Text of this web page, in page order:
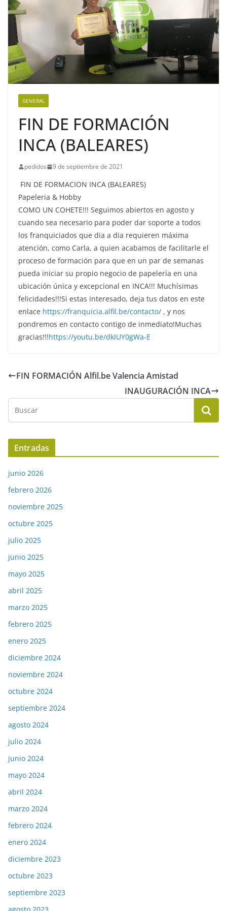
GENERAL
FIN DE FORMACIÓN
INCA (BALEARES)
pedidos 9 de septiembre de 2021
FIN DE FORMACION INCA (BALEARES)
Papeleria & Hobby
COMO UN COHETE!!! Seguimos abiertos en agosto y
cuando sea necesario para poder dar soporte a todos
los franquiciados que dia a dia requieren máxima
atención, como Carla, a quien acabamos de facilitarle el
proceso de formación para que en un par de semanas
pueda iniciar su propio negocio de papelería en una
ubicación única y excepcional en INCA!!! Muchísimas
felicidades!!!Si estas interesado, deja tus datos en este
enlace https://franquicia.alfil.be/contacto/ , y nos
pondremos en contacto contigo de inmediato!Muchas
gracias!!!https://youtu.be/dkIUY0gWa-E
FIN FORMACIÓN Alfil.be Valencia Amistad
INAUGURACIÓN INCA
Entradas
junio 2026
febrero 2026
noviembre 2025
octubre 2025
julio 2025
junio 2025
mayo 2025
abril 2025
marzo 2025
febrero 2025
enero 2025
diciembre 2024
noviembre 2024
octubre 2024
septiembre 2024
agosto 2024
julio 2024
junio 2024
mayo 2024
abril 2024
marzo 2024
febrero 2024
enero 2024
diciembre 2023
octubre 2023
septiembre 2023